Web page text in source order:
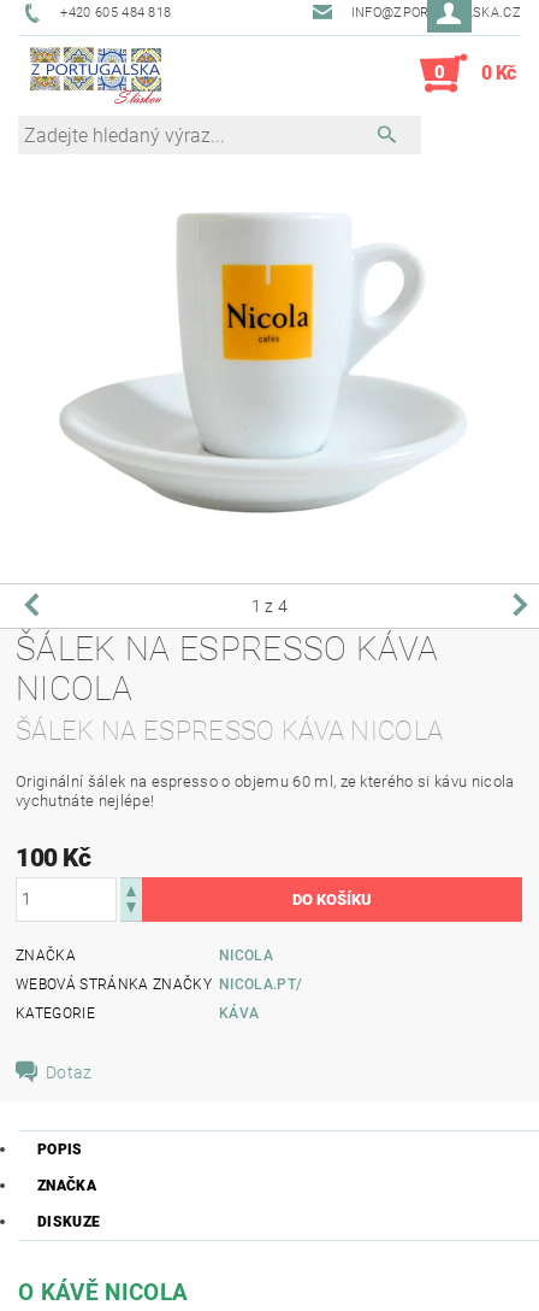
+420 605 484 818 INFO@ZPORTUGALSKA.CZ
0 0 Kč
1 z 4
ŠÁLEK NA ESPRESSO KÁVA
NICOLA
ŠÁLEK NA ESPRESSO KÁVA NICOLA
Originální šálek na espresso o objemu 60 ml, ze kterého si kávu nicola
vychutnáte nejlépe!
100 Kč
ZNAČKA
NICOLA
WEBOVÁ STRÁNKA ZNAČKY NICOLA.PT/
KATEGORIE
KÁVA
Dotaz
POPIS
ZNAČKA
DISKUZE
O KÁVĚ NICOLA